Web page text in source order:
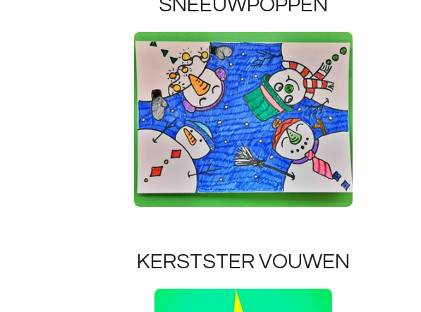
SNEEUWPOPPEN
KERSTSTER VOUWEN